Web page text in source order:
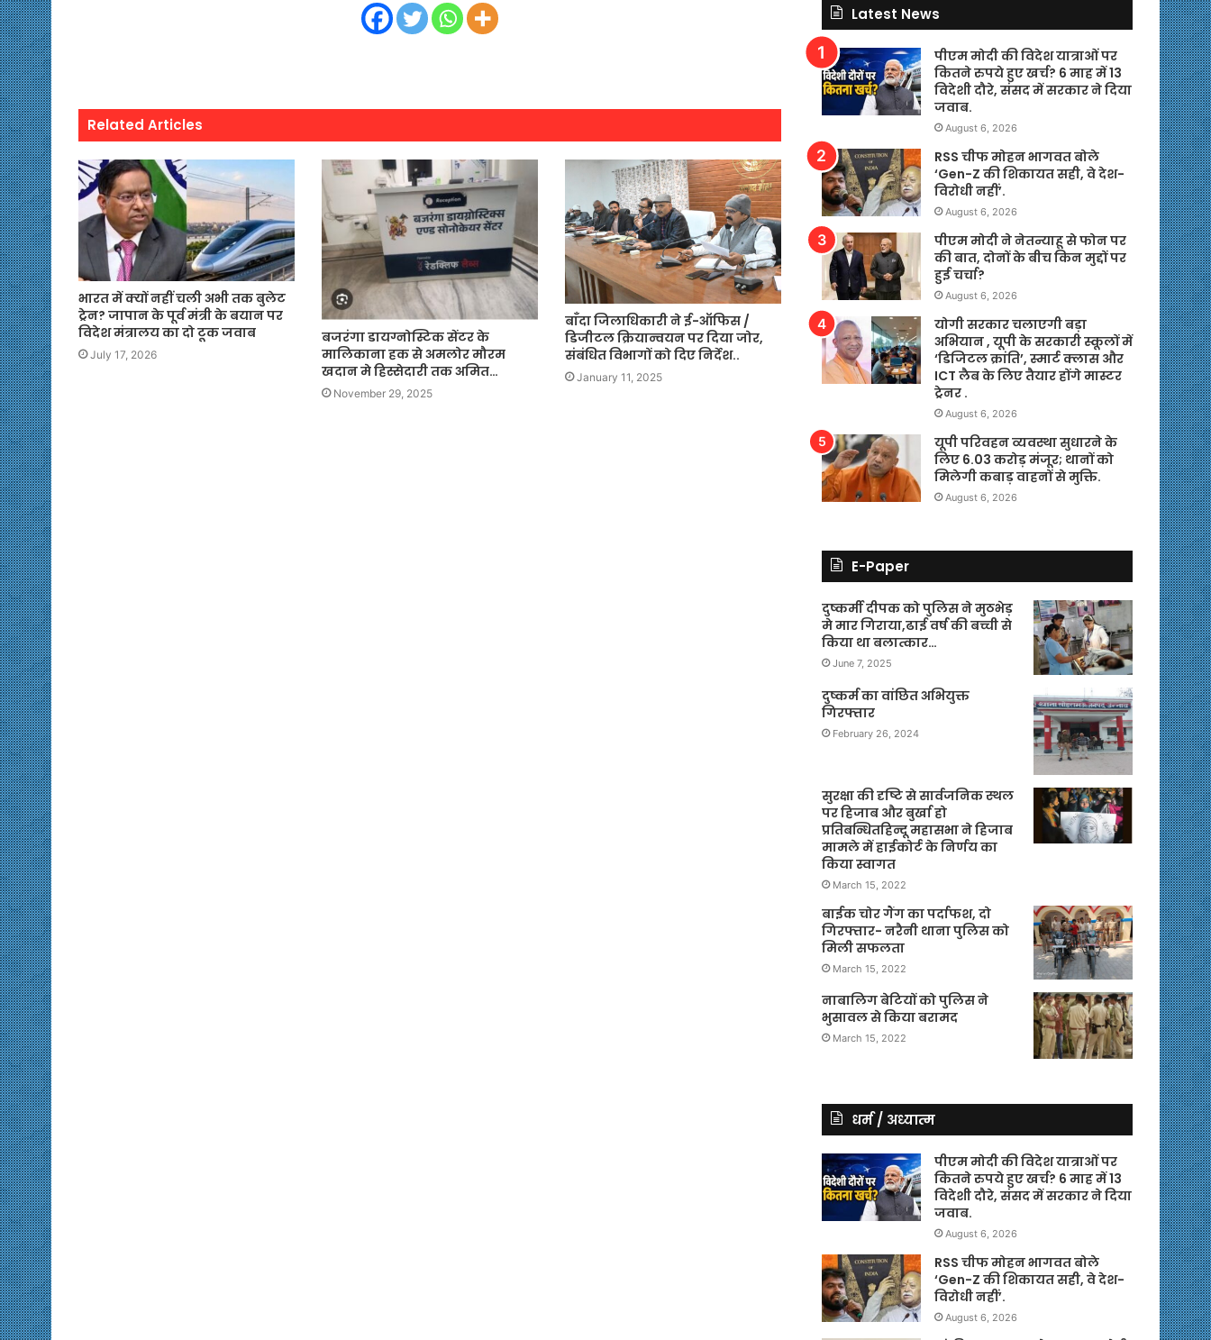
Related Articles
भारत में क्यों नहीं चली अभी तक बुलेट
ट्रेन? जापान के पूर्व मंत्री के बयान पर
विदेश मंत्रालय का दो टूक जवाब
July 17, 2026
बजरंगा डायग्नोस्टिक सेंटर के
मालिकाना हक से अमलोर मौरम
खदान मे हिस्सेदारी तक अमित…
November 29, 2025
बाँदा जिलाधिकारी ने ई-ऑफिस /
डिजीटल क्रियान्वयन पर दिया जोर,
संबंधित विभागों को दिए निर्देश..
January 11, 2025
Latest News
पीएम मोदी की विदेश यात्राओं पर
कितने रुपये हुए खर्च? 6 माह में 13
विदेशी दौरे, संसद में सरकार ने दिया
जवाब.
August 6, 2026
RSS चीफ मोहन भागवत बोले
‘Gen-Z की शिकायत सही, वे देश-
विरोधी नहीं’.
August 6, 2026
पीएम मोदी ने नेतन्याहू से फोन पर
की बात, दोनों के बीच किन मुद्दों पर
हुई चर्चा?
August 6, 2026
योगी सरकार चलाएगी बड़ा
अभियान , यूपी के सरकारी स्कूलों में
‘डिजिटल क्रांति’, स्मार्ट क्लास और
ICT लैब के लिए तैयार होंगे मास्टर
ट्रेनर .
August 6, 2026
यूपी परिवहन व्यवस्था सुधारने के
लिए 6.03 करोड़ मंजूर; थानों को
मिलेगी कबाड़ वाहनों से मुक्ति.
August 6, 2026
E-Paper
दुष्कर्मी दीपक को पुलिस ने मुठभेड़
मे मार गिराया,ढाई वर्ष की बच्ची से
किया था बलात्कार…
June 7, 2025
दुष्कर्म का वांछित अभियुक्त
गिरफ्तार
February 26, 2024
सुरक्षा की दृष्टि से सार्वजनिक स्थल
पर हिजाब और बुर्खा हो
प्रतिबन्धितहिन्दू महासभा ने हिजाब
मामले में हाईकोर्ट के निर्णय का
किया स्वागत
March 15, 2022
बाईक चोर गैंग का पर्दाफश, दो
गिरफ्तार- नरैनी थाना पुलिस को
मिली सफलता
March 15, 2022
नाबालिग बेटियों को पुलिस ने
भुसावल से किया बरामद
March 15, 2022
धर्म / अध्यात्म
पीएम मोदी की विदेश यात्राओं पर
कितने रुपये हुए खर्च? 6 माह में 13
विदेशी दौरे, संसद में सरकार ने दिया
जवाब.
August 6, 2026
RSS चीफ मोहन भागवत बोले
‘Gen-Z की शिकायत सही, वे देश-
विरोधी नहीं’.
August 6, 2026